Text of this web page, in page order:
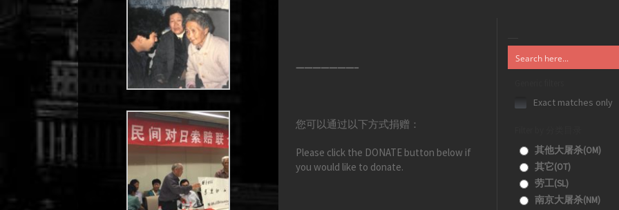
———————–
您可以通过以下方式捐赠：
Please click the DONATE button below if
you would like to donate.
Exact matches only
其他大屠杀(OM)
其它(OT)
劳工(SL)
南京大屠杀(NM)